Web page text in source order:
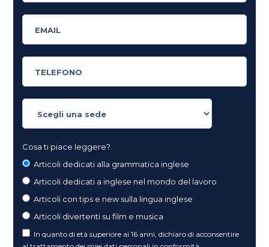
Cosa ti piace leggere?
Articoli dedicati alla grammatica inglese
Articoli dedicati a inglese nel mondo del lavoro
Articoli con tips e new sulla lingua inglese
Articoli divertenti su film e musica
In quanto di età superiore ai 16 anni, dichiaro di acconsentire